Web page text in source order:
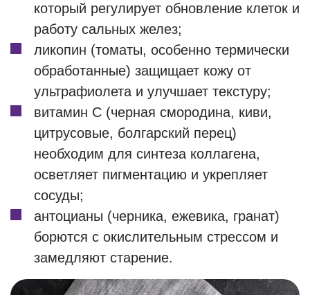
который регулирует обновление клеток и
работу сальных желез;
ликопин (томаты, особенно термически
обработанные) защищает кожу от
ультрафиолета и улучшает текстуру;
витамин С (черная смородина, киви,
цитрусовые, болгарский перец)
необходим для синтеза коллагена,
осветляет пигментацию и укрепляет
сосуды;
антоцианы (черника, ежевика, гранат)
борются с окислительным стрессом и
замедляют старение.